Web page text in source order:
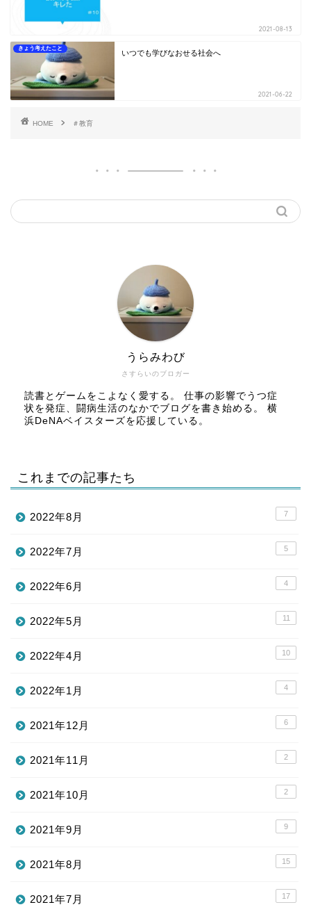
2021-08-13
きょう考えたこと
いつでも学びなおせる社会へ
2021-06-22
HOME ＃教育
さすらいのブロガー
うらみわび
読書とゲームをこよなく愛する。 仕事の影響でうつ症
状を発症、闘病生活のなかでブログを書き始める。 横
浜DeNAベイスターズを応援している。
これまでの記事たち
2022年8月 7
2022年7月 5
2022年6月 4
2022年5月 11
2022年4月 10
2022年1月 4
2021年12月 6
2021年11月 2
2021年10月 2
2021年9月 9
2021年8月 15
2021年7月 17